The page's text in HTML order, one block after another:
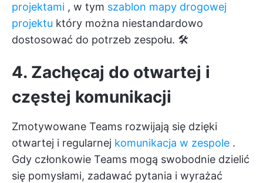
projektami , w tym szablon mapy drogowej
projektu który można niestandardowo
dostosować do potrzeb zespołu. 🛠️
4. Zachęcaj do otwartej i
częstej komunikacji
Zmotywowane Teams rozwijają się dzięki
otwartej i regularnej komunikacja w zespole .
Gdy członkowie Teams mogą swobodnie dzielić
się pomysłami, zadawać pytania i wyrażać